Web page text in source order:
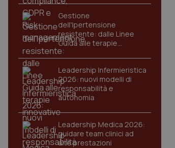
Gestione
dell'Ipertensione
resistente: dalle Linee
Guida alle terapie
innovative
Leadership Infermieristica
2026: nuovi modelli di
responsabilità e
autonomia
Leadership Medica 2026:
guidare team clinici ad
alte prestazioni